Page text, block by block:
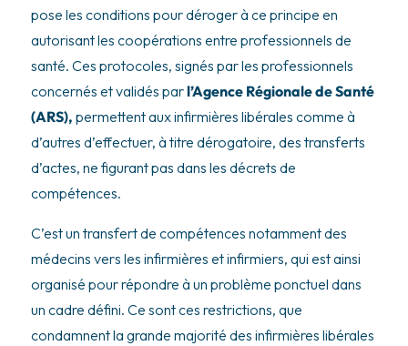
pose les conditions pour déroger à ce principe en
autorisant les coopérations entre professionnels de
santé. Ces protocoles, signés par les professionnels
concernés et validés parl’Agence Régionale de Santé
(ARS), permettent aux infirmières libérales comme à
d’autres d’effectuer, à titre dérogatoire, des transferts
d’actes, ne figurant pas dans les décrets de
compétences.
C’est un transfert de compétences notamment des
médecins vers les infirmières et infirmiers, qui est ainsi
organisé pour répondre à un problème ponctuel dans
un cadre défini. Ce sont ces restrictions, que
condamnent la grande majorité des infirmières libérales